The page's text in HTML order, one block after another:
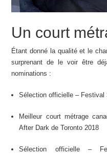
Un court
Étant donné la qualité et le
surprenant de le voir être
nominations :
Sélection officielle – Festival
Meilleur court métrage
After Dark de Toronto 2018
Sélection officielle –